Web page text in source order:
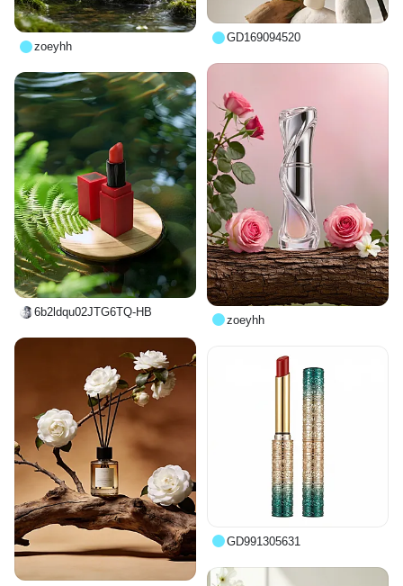
zoeyhh
GD169094520
zoeyhh
6b2ldqu02JTG6TQ-HB
GD991305631